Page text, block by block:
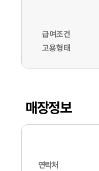
급여조건
고용형태
매장정보
연락처